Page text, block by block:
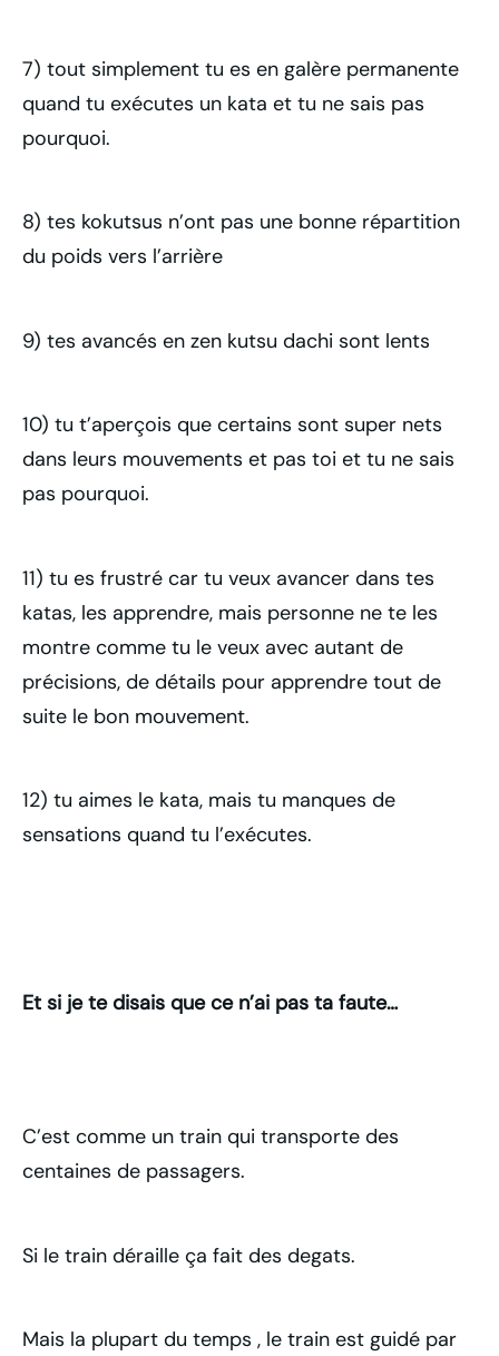
7) tout simplement tu es en galère permanente
quand tu exécutes un kata et tu ne sais pas
pourquoi.
8) tes kokutsus n’ont pas une bonne répartition
du poids vers l’arrière
9) tes avancés en zen kutsu dachi sont lents
10) tu t’aperçois que certains sont super nets
dans leurs mouvements et pas toi et tu ne sais
pas pourquoi.
11) tu es frustré car tu veux avancer dans tes
katas, les apprendre, mais personne ne te les
montre comme tu le veux avec autant de
précisions, de détails pour apprendre tout de
suite le bon mouvement.
12) tu aimes le kata, mais tu manques de
sensations quand tu l’exécutes.
Et si je te disais que ce n’ai pas ta faute…
C’est comme un train qui transporte des
centaines de passagers.
Si le train déraille ça fait des degats.
Mais la plupart du temps , le train est guidé par